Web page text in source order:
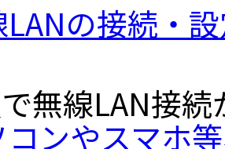
の接続・
無線LAN接
ンやスマホ